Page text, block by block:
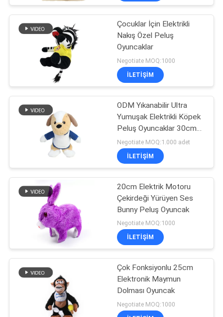
FABRIKA
TURU
KALITE
KONTROL
BIZIMLE
ILETIŞIME
GEÇIN
HABERLER
TEKLIF
SITE
HARITASI
Oyuncak Ayı Peluş
Oyuncaklar
33
Hayvan Peluş
Oyuncaklar
88
Anime Peluş
Oyuncaklar
Çocuklar İçin Elektrikli
Nakış Özel Peluş
Oyuncaklar
Negotiate MOQ:1000
İLETIŞIM
ODM Yıkanabilir Ultra
Yumuşak Elektrikli Köpek
Peluş Oyuncaklar 30cm
Peluş Köpek Çocuk İçin
En İyi Hediye
Negotiate MOQ:1.000 adet
İLETIŞIM
20cm Elektrik Motoru
Çekirdeği Yürüyen Ses
Bunny Peluş Oyuncak
Negotiate MOQ:1000
İLETIŞIM
Çok Fonksiyonlu 25cm
Elektronik Maymun
Dolması Oyuncak
Negotiate MOQ:1000